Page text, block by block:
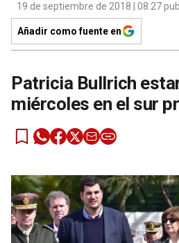
19 de septiembre de 2018 | 08:27
Añadir como fuente en
Patricia Bullrich
miércoles en el sur